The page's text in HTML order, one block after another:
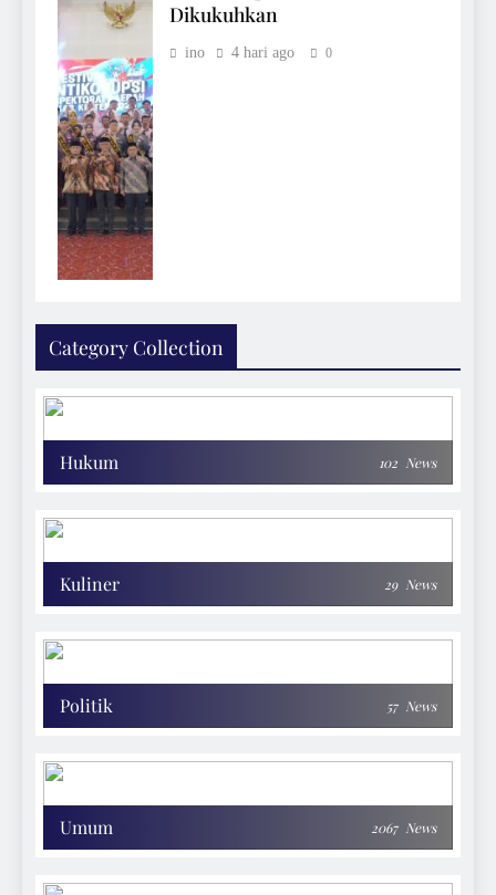
Dikukuhkan
ino 4 hari ago 0
Category Collection
Hukum 102 News
Kuliner 29 News
Politik 57 News
Umum 2067 News